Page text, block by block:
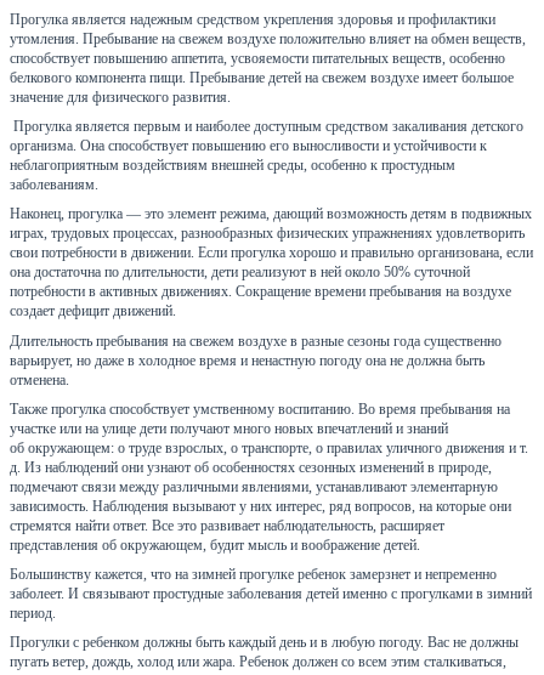
Прогулка является надежным средством укрепления здоровья и профилактики
утомления. Пребывание на свежем воздухе положительно влияет на обмен веществ,
способствует повышению аппетита, усвояемости питательных веществ, особенно
белкового компонента пищи. Пребывание детей на свежем воздухе имеет большое
значение для физического развития.
Прогулка является первым и наиболее доступным средством закаливания детского
организма. Она способствует повышению его выносливости и устойчивости к
неблагоприятным воздействиям внешней среды, особенно к простудным
заболеваниям.
Наконец, прогулка — это элемент режима, дающий возможность детям в подвижных
играх, трудовых процессах, разнообразных физических упражнениях удовлетворить
свои потребности в движении. Если прогулка хорошо и правильно организована, если
она достаточна по длительности, дети реализуют в ней около 50% суточной
потребности в активных движениях. Сокращение времени пребывания на воздухе
создает дефицит движений.
Длительность пребывания на свежем воздухе в разные сезоны года существенно
варьирует, но даже в холодное время и ненастную погоду она не должна быть
отменена.
Также прогулка способствует умственному воспитанию. Во время пребывания на
участке или на улице дети получают много новых впечатлений и знаний
об окружающем: о труде взрослых, о транспорте, о правилах уличного движения и т.
д. Из наблюдений они узнают об особенностях сезонных изменений в природе,
подмечают связи между различными явлениями, устанавливают элементарную
зависимость. Наблюдения вызывают у них интерес, ряд вопросов, на которые они
стремятся найти ответ. Все это развивает наблюдательность, расширяет
представления об окружающем, будит мысль и воображение детей.
Большинству кажется, что на зимней прогулке ребенок замерзнет и непременно
заболеет. И связывают простудные заболевания детей именно с прогулками в зимний
период.
Прогулки с ребенком должны быть каждый день и в любую погоду. Вас не должны
пугать ветер, дождь, холод или жара. Ребенок должен со всем этим сталкиваться,